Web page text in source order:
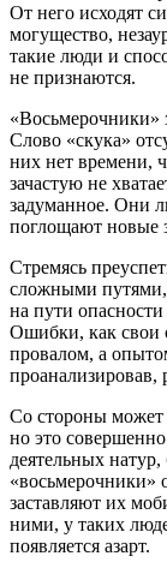
От него исходят
могущество,
такие люди и
не признаются.
«Восьмерочники»
Слово «скука»
них нет времени,
зачастую не
задуманное. Они
поглощают новые
Стремясь
сложными путями,
на пути
Ошибки, как свои
провалом, а
проанализировав,
Со стороны может
но это
деятельных
«восьмерочники»
заставляют их
ними, у таких
появляется азарт.